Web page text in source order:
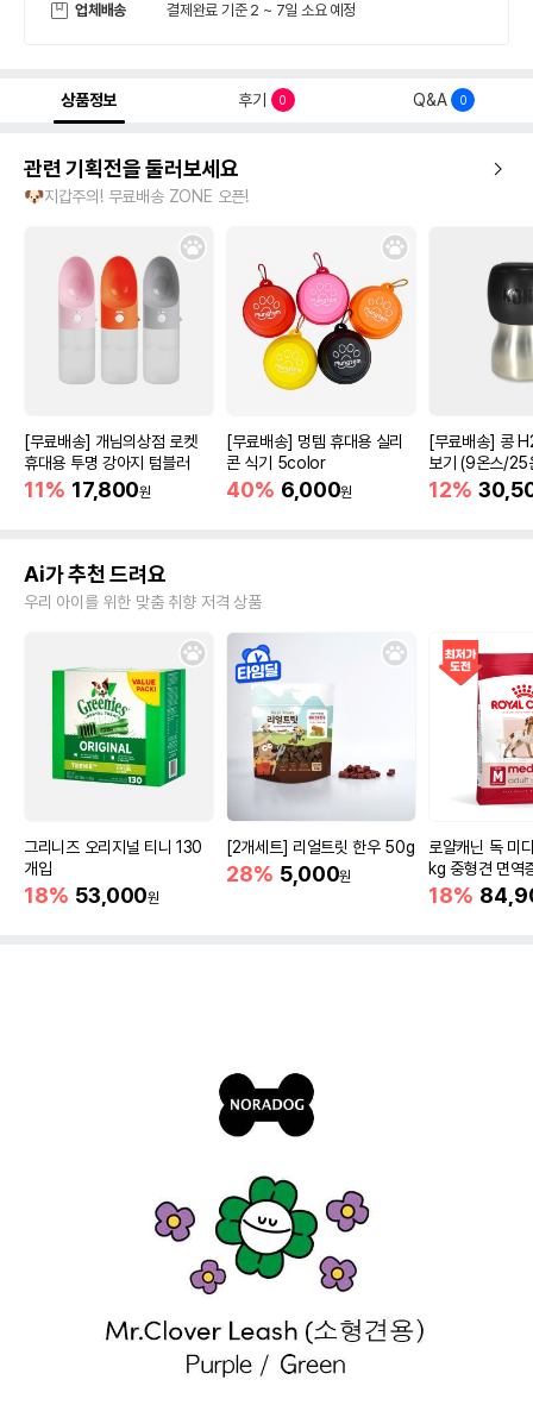
업체배송 결제완료 기준 2 ~ 7일 소요 예정
상품정보 후기 0 Q&A 0
관련 기획전을 둘러보세요
🐶지갑주의! 무료배송 ZONE 오픈!
[무료배송] 개님의상점 로켓
휴대용 투명 강아지 텀블러
11% 17,800원
[무료배송] 멍템 휴대용 실리
콘 식기 5color
40% 6,000원
[무료배송] 콩
보기 (9온스/25
12%
Ai가 추천 드려요
우리 아이를 위한 맞춤 취향 저격 상품
그리니즈 오리지널 티니 130
개입
18% 53,000원
[2개세트] 리얼트릿 한우 50g
28% 5,000원
로얄캐닌 독 미
kg 중형견 면역
18%